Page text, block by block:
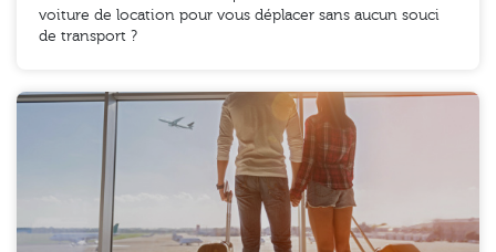
voiture de location pour vous déplacer sans aucun souci
de transport ?